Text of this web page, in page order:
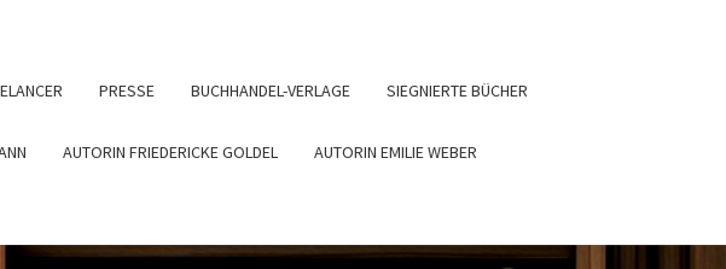
PRESSE BUCHHANDEL-VERLAGE SIEGNIERTE BÜCHER
AUTORIN FRIEDERICKE GOLDEL AUTORIN EMILIE WEBER